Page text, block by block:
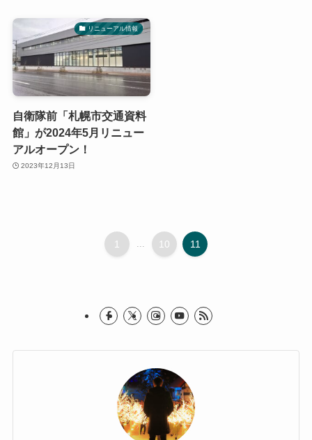
リニューアル情報
自衛隊前「札幌市交通資料
館」が2024年5月リニュー
アルオープン！
2023年12月13日
1 10 11